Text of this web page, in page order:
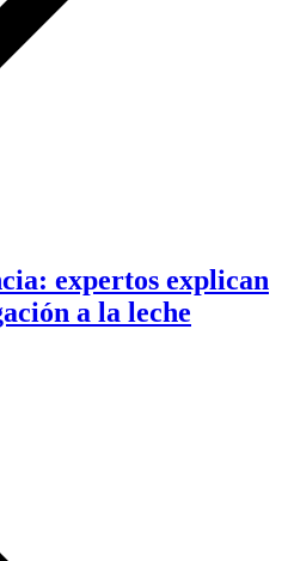
expertos explican
a la leche